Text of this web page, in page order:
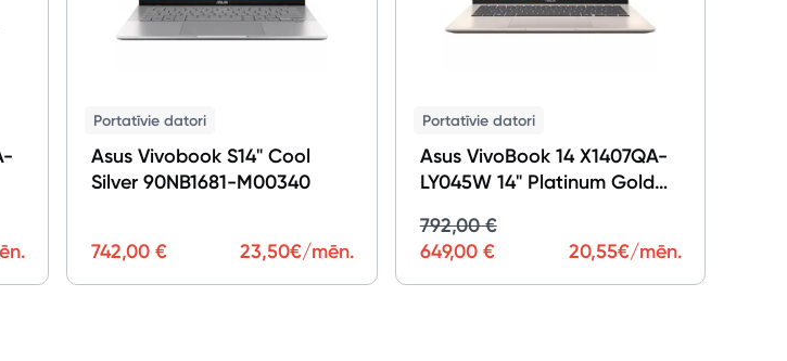
Portatīvie datori
Asus Vivobook S14" Cool
Silver 90NB1681-M00340
742,00 € 23,50€/mēn.
Portatīvie datori
Asus VivoBook 14 X1407QA-
LY045W 14" Platinum Gold
792,00 €
649,00 €
20,55€/mēn.